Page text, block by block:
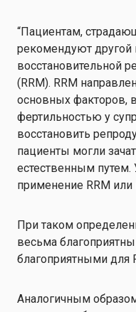
“Пациентам,
рекомендуют
восстановительной
(RRM). RRM
основных
фертильностью у
восстановить
пациенты могли
естественным путем.
применение RRM или
При таком
весьма
благоприятными для
Аналогичным